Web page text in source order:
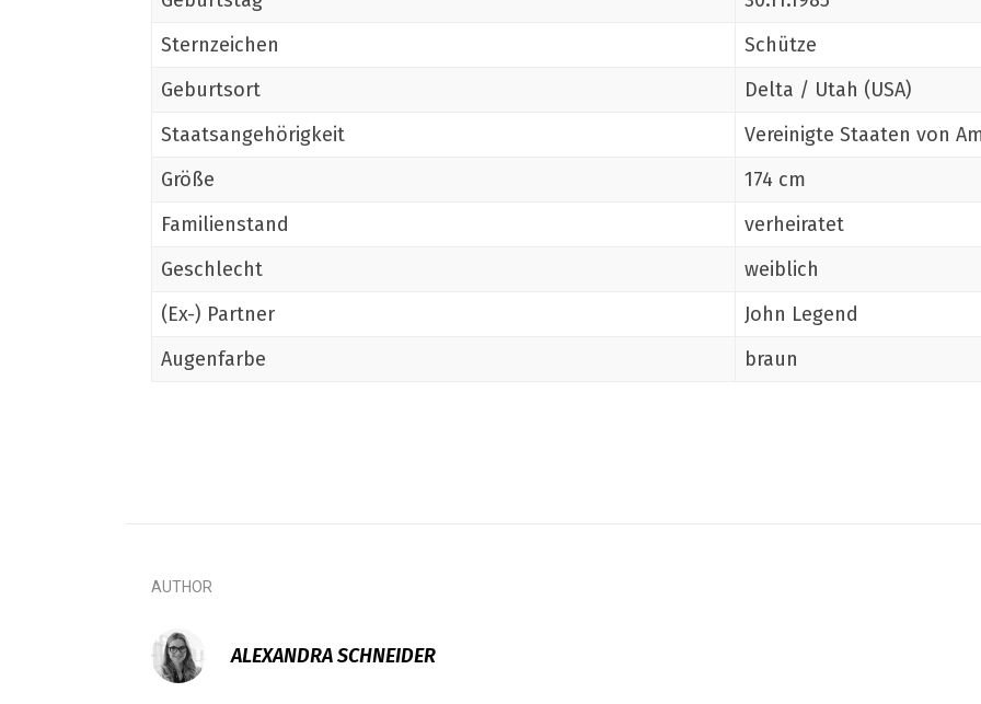
Sternzeichen
Schütze
Geburtsort
Delta / Utah (USA)
Staatsangehörigkeit
Vereinigte Staaten von
Größe
174 cm
Familienstand
verheiratet
Geschlecht
weiblich
(Ex-) Partner
John Legend
Augenfarbe
braun
AUTHOR
ALEXANDRA SCHNEIDER